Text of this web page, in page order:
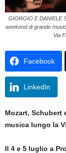
GIORGIO E DANIELE
weekend di grande
Via
Facebook
LinkedIn
Mozart, Schubert
musica lungo la
Il 4 e 5 luglio a